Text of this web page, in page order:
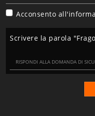
Acconsento
Scrivere la parola